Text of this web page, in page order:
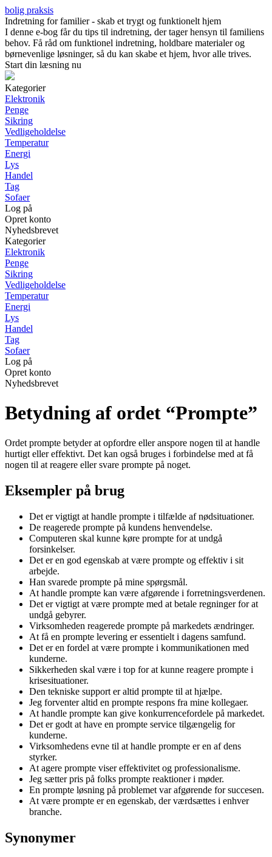
bolig praksis
Indretning for familier - skab et trygt og funktionelt hjem
I denne e-bog får du tips til indretning, der tager hensyn til familiens
behov. Få råd om funktionel indretning, holdbare materialer og
børnevenlige løsninger, så du kan skabe et hjem, hvor alle trives.
Start din læsning nu
Kategorier
Elektronik
Penge
Sikring
Vedligeholdelse
Temperatur
Energi
Lys
Handel
Tag
Sofaer
Log på
Opret konto
Nyhedsbrevet
Kategorier
Elektronik
Penge
Sikring
Vedligeholdelse
Temperatur
Energi
Lys
Handel
Tag
Sofaer
Log på
Opret konto
Nyhedsbrevet
Betydning af ordet “Prompte”
Ordet prompte betyder at opfordre eller anspore nogen til at handle
hurtigt eller effektivt. Det kan også bruges i forbindelse med at få
nogen til at reagere eller svare prompte på noget.
Eksempler på brug
Det er vigtigt at handle prompte i tilfælde af nødsituationer.
De reagerede prompte på kundens henvendelse.
Computeren skal kunne køre prompte for at undgå
forsinkelser.
Det er en god egenskab at være prompte og effektiv i sit
arbejde.
Han svarede prompte på mine spørgsmål.
At handle prompte kan være afgørende i forretningsverdenen.
Det er vigtigt at være prompte med at betale regninger for at
undgå gebyrer.
Virksomheden reagerede prompte på markedets ændringer.
At få en prompte levering er essentielt i dagens samfund.
Det er en fordel at være prompte i kommunikationen med
kunderne.
Sikkerheden skal være i top for at kunne reagere prompte i
krisesituationer.
Den tekniske support er altid prompte til at hjælpe.
Jeg forventer altid en prompte respons fra mine kollegaer.
At handle prompte kan give konkurrencefordele på markedet.
Det er godt at have en prompte service tilgængelig for
kunderne.
Virksomhedens evne til at handle prompte er en af dens
styrker.
At agere prompte viser effektivitet og professionalisme.
Jeg sætter pris på folks prompte reaktioner i møder.
En prompte løsning på problemet var afgørende for succesen.
At være prompte er en egenskab, der værdsættes i enhver
branche.
Synonymer